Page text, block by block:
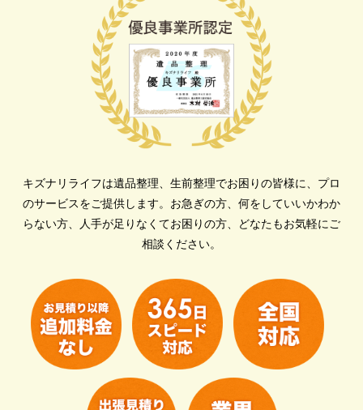
キズナリライフは遺品整理、生前整理でお困りの皆様に、プロ
のサービスをご提供します。 お急ぎの方、何をしていいかわか
らない方、人手が足りなくてお困りの方、どなたもお気軽にご
相談ください。